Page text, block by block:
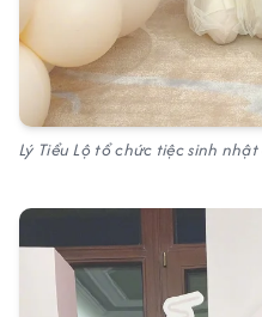
Lý Tiểu Lộ tổ chức tiệc sinh